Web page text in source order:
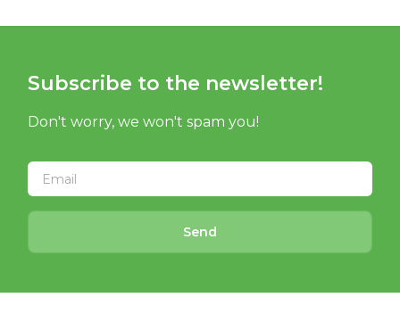
Subscribe to the newsletter!
Don't worry, we won't spam you!
Send